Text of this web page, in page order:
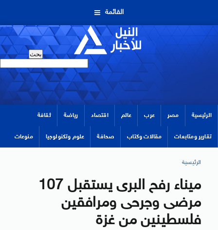
القائمة
الرئيسية مصر عرب عالم اقتصاد رياضة ثقافة
تقارير ومتابعات مقالات وكتاب صحافة علوم وتكنولوجيا منوعات
الرئيسية
ميناء رفح البرى يستقبل 107
مرضى وجرحى ومرافقين
فلسطينين من غزة